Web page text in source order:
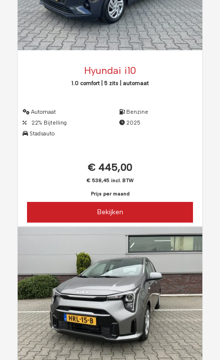
Hyundai i10
1.0 comfort | 5 zits | automaat
Automaat
22% Bijtelling
Stadsauto
Benzine
2025
€ 445,00
€ 538,45 incl. BTW
Prijs per maand
Bekijken